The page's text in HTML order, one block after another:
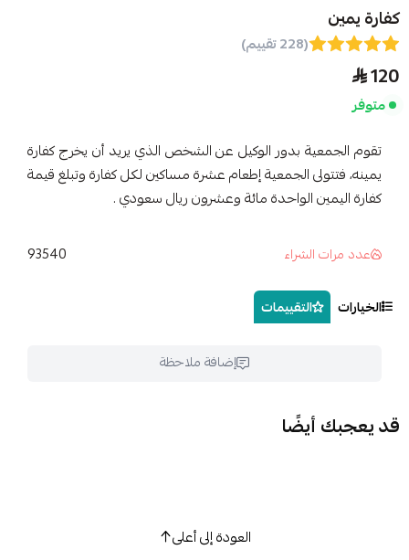
(228 تقييم)
بدور الوكيل عن الشخص الذي يريد أن يخرج كفارة
فتتولى الجمعية إطعام عشرة مساكين لكل كفارة وتبلغ قيمة
اليمين الواحدة مائة وعشرون ريال سعودي .
الشراء
التقييمات
إضافة ملاحظة
أيضًا
العودة إلى أعلى